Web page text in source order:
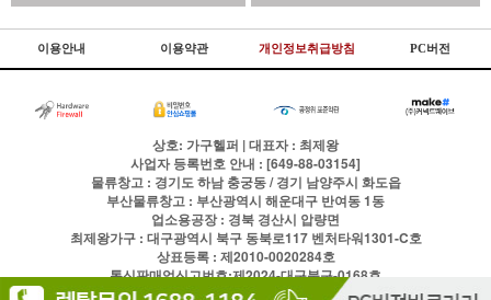
이용안내 이용약관 개인정보취급방침 PC버전
상호: 가구헬퍼 | 대표자 : 최제왕
사업자 등록번호 안내 : [649-88-03154]
물류창고 : 경기도 하남 충궁동 / 경기 남양주시 화도읍
부산물류창고 : 부산광역시 해운대구 반여동 1동
업소용공장 : 경북 경산시 압량면
최제왕가구 : 대구광역시 북구 동북로117 벤처타워1301-C호
상표등록 : 제2010-0020284호
통신판매업신고번호:제2024-대구북구-0168호
전화1688-1184팩스